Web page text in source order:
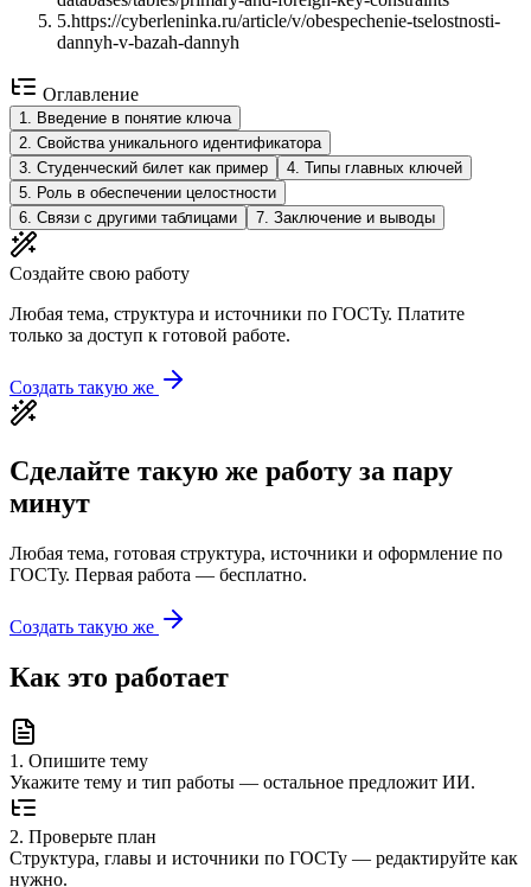
5.https://cyberleninka.ru/article/v/obespechenie-tselostnosti-
dannyh-v-bazah-dannyh
Оглавление
1. Введение в понятие ключа
2. Свойства уникального идентификатора
3. Студенческий билет как пример 4. Типы главных ключей
5. Роль в обеспечении целостности
6. Связи с другими таблицами 7. Заключение и выводы
Создайте свою работу
Любая тема, структура и источники по ГОСТу. Платите
только за доступ к готовой работе.
Создать такую же
Сделайте такую же работу за пару
минут
Любая тема, готовая структура, источники и оформление по
ГОСТу. Первая работа — бесплатно.
Создать такую же
Как это работает
1 . Опишите тему
Укажите тему и тип работы — остальное предложит ИИ.
2. Проверьте план
Структура, главы и источники по ГОСТу — редактируйте как
нужно.